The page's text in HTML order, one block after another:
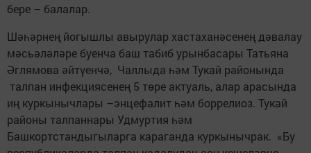
бере – балалар.
Шәһәрнең йогышлы авырулар хастаханәсенең дәвалау
мәсьәләләре буенча баш табиб урынбасары Татьяна
Әглямова әйтүенчә, Чаллыда һәм Тукай районында
талпан инфекциясенең 5 төре актуаль, алар арасында
иң куркынычлары –энцефалит һәм боррелиоз. Тукай
районы талпаннары Удмуртия һәм
Башкортстандыгыларга караганда куркынычрак. «Бу